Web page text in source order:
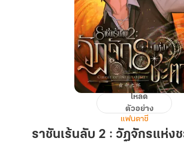
ราชัน
ลับ
โหลด
ตัวอย่าง
แฟนตาซี
ราชันเร้นลับ 2 : วัฏจักรแห่งช